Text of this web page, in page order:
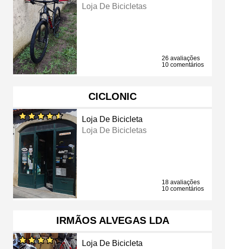
Loja De Bicicletas
26 avaliações
10 comentários
CICLONIC
Loja De Bicicleta
Loja De Bicicletas
18 avaliações
10 comentários
IRMÃOS ALVEGAS LDA
Loja De Bicicleta